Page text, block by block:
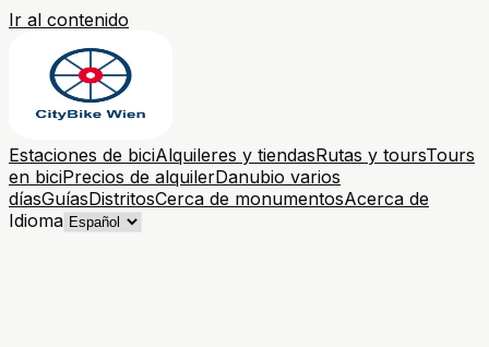
Ir al contenido
Estaciones de biciAlquileres y tiendasRutas y toursTours
en biciPrecios de alquilerDanubio varios
díasGuíasDistritosCerca de monumentosAcerca de
Idioma